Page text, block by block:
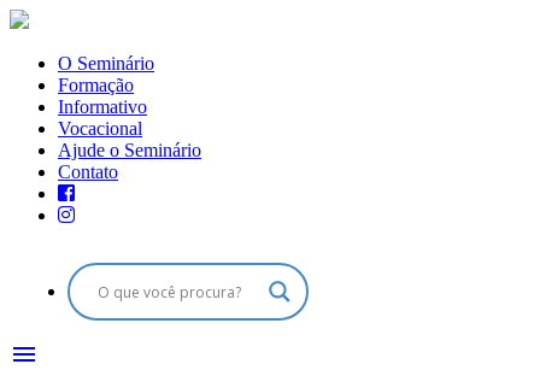
O Seminário
Formação
Informativo
Vocacional
Ajude o Seminário
Contato
menu